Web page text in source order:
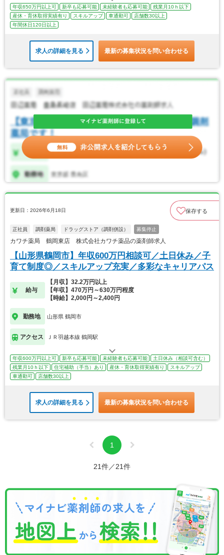
年収650万円以上可 新卒も応募可能 未経験者も応募可能
残業月10ｈ以下
産休・育休取得実績有り
スキルアップ 車通勤可
店舗数30以上
年間休日120日以上
求人の詳細を見る 最新の募集状況を問い合わせる
更新日：2026年6月18日 保存する
正社員 調剤薬局 ドラッグストア（調剤併設） 募集停止
カワチ薬局 鶴岡東店 株式会社カワチ薬品の薬剤師求人
【山形県鶴岡市】年収600万円相談可／土日休み／子
育て制度◎／スキルアップ充実／多彩なキャリアパス
給与
【月収】32.2万円以上
【年収】470万円～630万円程度
【時給】2,000円～2,400円
勤務地 山形県 鶴岡市
アクセス ＪＲ羽越本線 鶴岡駅
年収600万円以上可 新卒も応募可能 未経験者も応募可能
土日休み（相談可含む）
残業月10ｈ以下
住宅補助（手当）あり 産休・育休取得実績有り
スキルアップ
車通勤可
店舗数30以上
求人の詳細を見る 最新の募集状況を問い合わせる
1
21件／21件